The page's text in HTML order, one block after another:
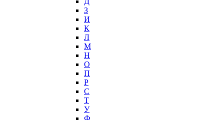
З
И
К
Л
М
Н
О
П
Р
С
Т
У
Ф